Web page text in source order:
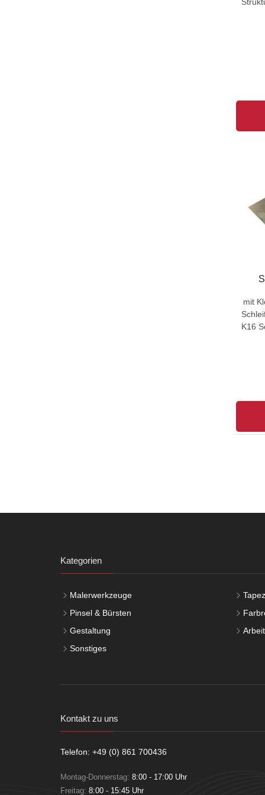
mit
K16
Kategorien
Malerwerkzeuge
Pinsel & Bürsten
Gestaltung
Sonstiges
Kontakt zu uns
Telefon: +49 (0) 861 700436
Montag-Donnerstag: 8:00 - 17:00 Uhr
Freitag: 8:00 - 15:45 Uhr